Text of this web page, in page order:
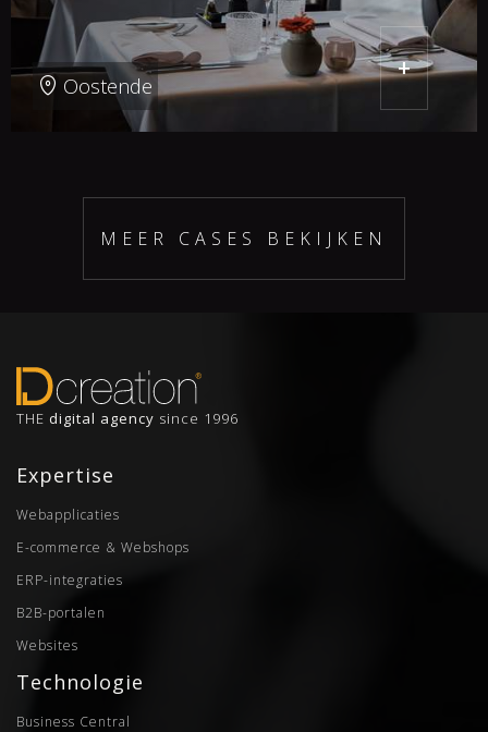
Oostende
+
MEER CASES BEKIJKEN
THE digital agency since 1996
Expertise
Webapplicaties
E-commerce & Webshops
ERP-integraties
B2B-portalen
Websites
Technologie
Business Central